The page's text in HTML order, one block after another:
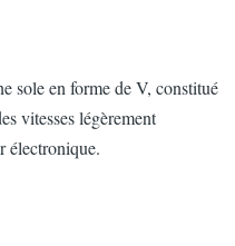
sole en forme de V, constitué
vitesses légèrement
électronique.